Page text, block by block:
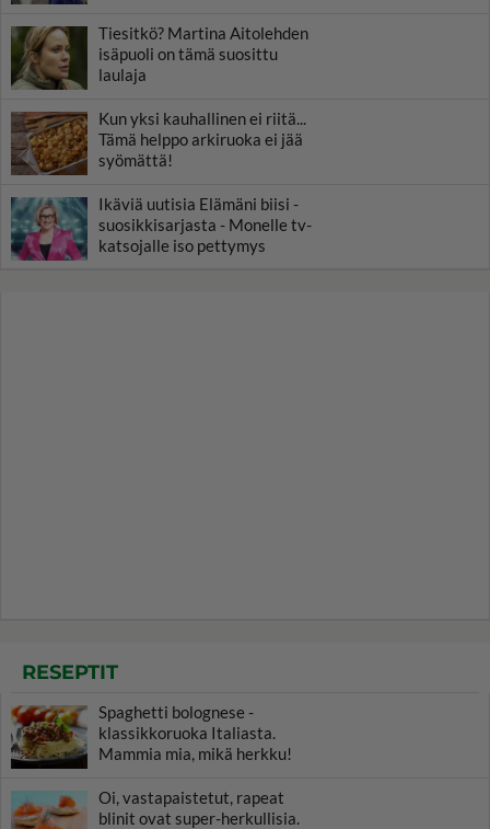
Tiesitkö? Martina Aitolehden
isäpuoli on tämä suosittu
laulaja
Kun yksi kauhallinen ei riitä...
Tämä helppo arkiruoka ei jää
syömättä!
Ikäviä uutisia Elämäni biisi -
suosikkisarjasta - Monelle tv-
katsojalle iso pettymys
RESEPTIT
Spaghetti bolognese -
klassikkoruoka Italiasta.
Mammia mia, mikä herkku!
Oi, vastapaistetut, rapeat
blinit ovat super-herkullisia.